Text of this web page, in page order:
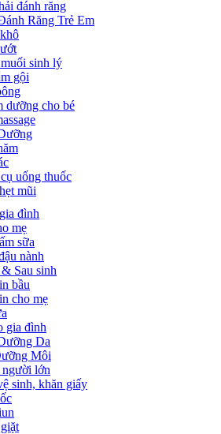
đánh răng
Răng Trẻ Em
sinh lý
gội
dưỡng cho bé
uống thuốc
mũi
đình
mẹ
sữa
nành
Sau sinh
bầu
cho mẹ
gia đình
Da
Môi
lớn
sinh, khăn giấy